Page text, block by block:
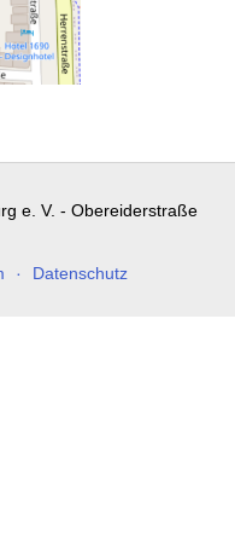
e. V. - Obereiderstraße
Datenschutz